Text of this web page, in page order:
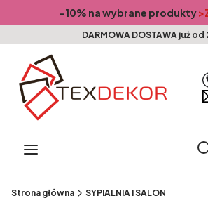
-10% na wybrane produkty
DARMOWA DOSTAWA już od
Menu
Strona główna SYPIALNIA I SALON